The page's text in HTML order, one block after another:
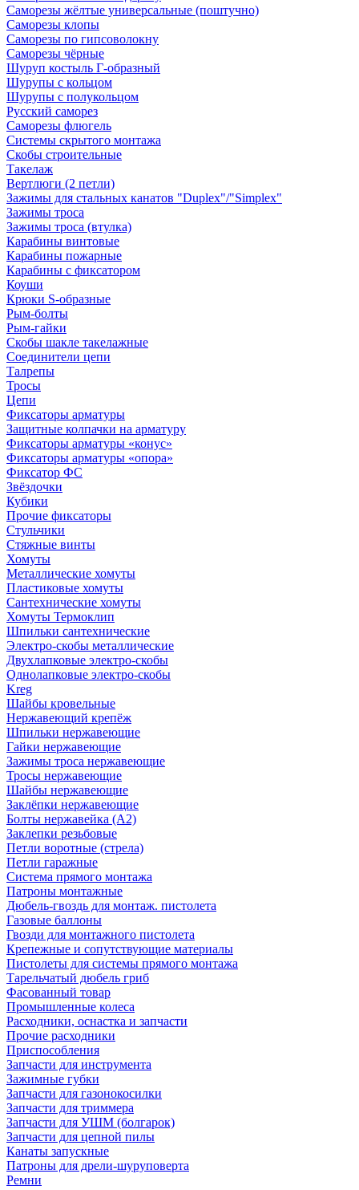
Саморезы жёлтые универсальные (поштучно)
Саморезы клопы
Саморезы по гипсоволокну
Саморезы чёрные
Шуруп костыль Г-образный
Шурупы с кольцом
Шурупы с полукольцом
Русский саморез
Саморезы флюгель
Системы скрытого монтажа
Скобы строительные
Такелаж
Вертлюги (2 петли)
Зажимы для стальных канатов "Duplex"/"Simplex"
Зажимы троса
Зажимы троса (втулка)
Карабины винтовые
Карабины пожарные
Карабины с фиксатором
Коуши
Крюки S-образные
Рым-болты
Рым-гайки
Скобы шакле такелажные
Соединители цепи
Талрепы
Тросы
Цепи
Фиксаторы арматуры
Защитные колпачки на арматуру
Фиксаторы арматуры «конус»
Фиксаторы арматуры «опора»
Фиксатор ФС
Звёздочки
Кубики
Прочие фиксаторы
Стульчики
Стяжные винты
Хомуты
Металлические хомуты
Пластиковые хомуты
Сантехнические хомуты
Хомуты Термоклип
Шпильки сантехнические
Электро-скобы металлические
Двухлапковые электро-скобы
Однолапковые электро-скобы
Kreg
Шайбы кровельные
Нержавеющий крепёж
Шпильки нержавеющие
Гайки нержавеющие
Зажимы троса нержавеющие
Тросы нержавеющие
Шайбы нержавеющие
Заклёпки нержавеющие
Болты нержавейка (А2)
Заклепки резьбовые
Петли воротные (стрела)
Петли гаражные
Система прямого монтажа
Патроны монтажные
Дюбель-гвоздь для монтаж. пистолета
Газовые баллоны
Гвозди для монтажного пистолета
Крепежные и сопутствующие материалы
Пистолеты для системы прямого монтажа
Тарельчатый дюбель гриб
Фасованный товар
Промышленные колеса
Расходники, оснастка и запчасти
Прочие расходники
Приспособления
Запчасти для инструмента
Зажимные губки
Запчасти для газонокосилки
Запчасти для триммера
Запчасти для УШМ (болгарок)
Запчасти для цепной пилы
Канаты запускные
Патроны для дрели-шуруповерта
Ремни